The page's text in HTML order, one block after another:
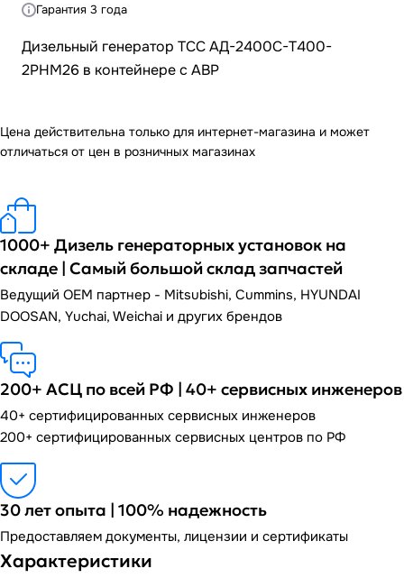
Гарантия 3 года
Дизельный генератор ТСС АД-2400С-Т400-
2РНМ26 в контейнере с АВР
Цена действительна только для интернет-магазина и может
отличаться от цен в розничных магазинах
1000+ Дизель генераторных установок на
складе | Самый большой склад запчастей
Ведущий OEM партнер - Mitsubishi, Cummins, HYUNDAI
DOOSAN, Yuchai, Weichai и других брендов
200+ АСЦ по всей РФ | 40+ сервисных инженеров
40+ сертифицированных сервисных инженеров
200+ сертифицированных сервисных центров по РФ
30 лет опыта | 100% надежность
Предоставляем документы, лицензии и сертификаты
Характеристики